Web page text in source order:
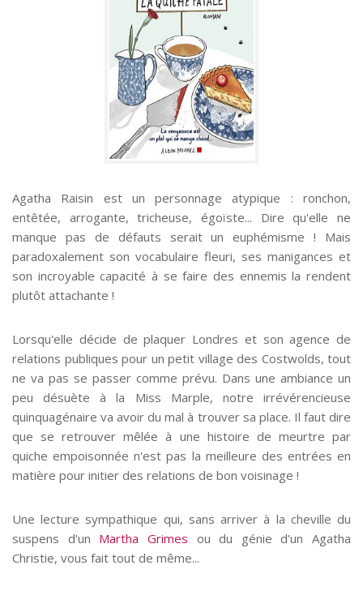
Agatha Raisin est un personnage atypique : ronchon,
entêtée, arrogante, tricheuse, égoïste... Dire qu'elle ne
manque pas de défauts serait un euphémisme ! Mais
paradoxalement son vocabulaire fleuri, ses manigances et
son incroyable capacité à se faire des ennemis la rendent
plutôt attachante !
Lorsqu'elle décide de plaquer Londres et son agence de
relations publiques pour un petit village des Costwolds, tout
ne va pas se passer comme prévu. Dans une ambiance un
peu désuète à la Miss Marple, notre irrévérencieuse
quinquagénaire va avoir du mal à trouver sa place. Il faut dire
que se retrouver mêlée à une histoire de meurtre par
quiche empoisonnée n'est pas la meilleure des entrées en
matière pour initier des relations de bon voisinage !
Une lecture sympathique qui, sans arriver à la cheville du
suspens d'un Martha Grimes ou du génie d'un Agatha
Christie, vous fait tout de même...